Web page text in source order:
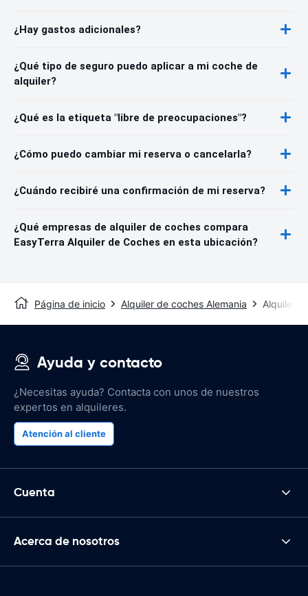
¿Hay gastos adicionales?
¿Qué tipo de seguro puedo aplicar a mi coche de
alquiler?
¿Qué es la etiqueta "libre de preocupaciones"?
¿Cómo puedo cambiar mi reserva o cancelarla?
¿Cuándo recibiré una confirmación de mi reserva?
¿Qué empresas de alquiler de coches compara
EasyTerra Alquiler de Coches en esta ubicación?
Página de inicio Alquiler de coches Alemania Alquiler
Ayuda y contacto
¿Necesitas ayuda? Contacta con unos de nuestros
expertos en alquileres.
Atención al cliente
Cuenta
Acerca de nosotros